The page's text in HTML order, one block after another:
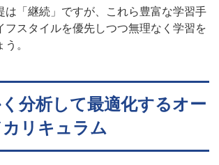
は「継続」ですが、これら豊富な学習手
フスタイルを優先しつつ無理なく学習を
。
分析して最適化するオー
リキュラム